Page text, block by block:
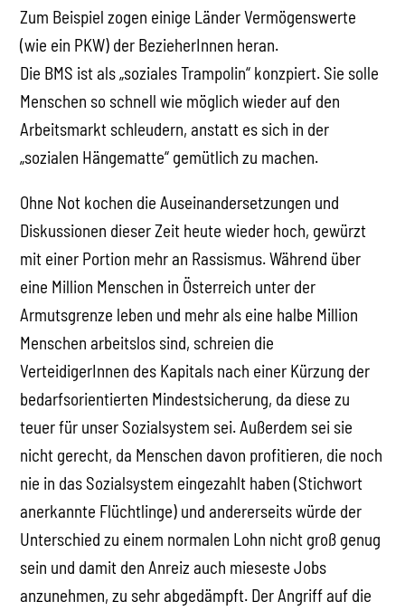
Zum Beispiel zogen einige Länder Vermögenswerte
(wie ein PKW) der BezieherInnen heran.
Die BMS ist als „soziales Trampolin“ konzpiert. Sie solle
Menschen so schnell wie möglich wieder auf den
Arbeitsmarkt schleudern, anstatt es sich in der
„sozialen Hängematte“ gemütlich zu machen.
Ohne Not kochen die Auseinandersetzungen und
Diskussionen dieser Zeit heute wieder hoch, gewürzt
mit einer Portion mehr an Rassismus. Während über
eine Million Menschen in Österreich unter der
Armutsgrenze leben und mehr als eine halbe Million
Menschen arbeitslos sind, schreien die
VerteidigerInnen des Kapitals nach einer Kürzung der
bedarfsorientierten Mindestsicherung, da diese zu
teuer für unser Sozialsystem sei. Außerdem sei sie
nicht gerecht, da Menschen davon profitieren, die noch
nie in das Sozialsystem eingezahlt haben (Stichwort
anerkannte Flüchtlinge) und andererseits würde der
Unterschied zu einem normalen Lohn nicht groß genug
sein und damit den Anreiz auch mieseste Jobs
anzunehmen, zu sehr abgedämpft. Der Angriff auf die